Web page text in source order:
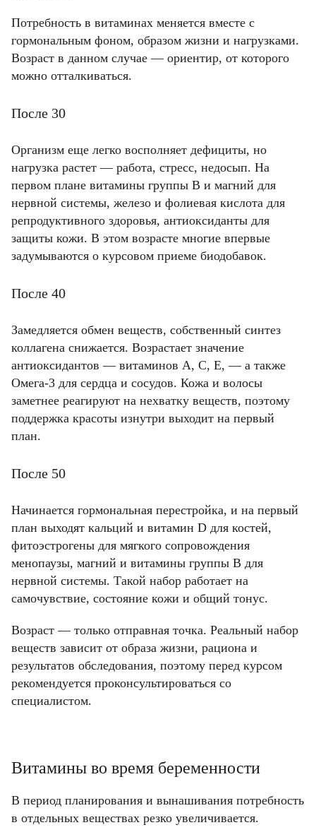
Потребность в витаминах меняется вместе с
гормональным фоном, образом жизни и нагрузками.
Возраст в данном случае — ориентир, от которого
можно отталкиваться.
После 30
Организм еще легко восполняет дефициты, но
нагрузка растет — работа, стресс, недосып. На
первом плане витамины группы B и магний для
нервной системы, железо и фолиевая кислота для
репродуктивного здоровья, антиоксиданты для
защиты кожи. В этом возрасте многие впервые
задумываются о курсовом приеме биодобавок.
После 40
Замедляется обмен веществ, собственный синтез
коллагена снижается. Возрастает значение
антиоксидантов — витаминов A, C, E, — а также
Омега-3 для сердца и сосудов. Кожа и волосы
заметнее реагируют на нехватку веществ, поэтому
поддержка красоты изнутри выходит на первый
план.
После 50
Начинается гормональная перестройка, и на первый
план выходят кальций и витамин D для костей,
фитоэстрогены для мягкого сопровождения
менопаузы, магний и витамины группы B для
нервной системы. Такой набор работает на
самочувствие, состояние кожи и общий тонус.
Возраст — только отправная точка. Реальный набор
веществ зависит от образа жизни, рациона и
результатов обследования, поэтому перед курсом
рекомендуется проконсультироваться со
специалистом.
Витамины во время беременности
В период планирования и вынашивания потребность
в отдельных веществах резко увеличивается.